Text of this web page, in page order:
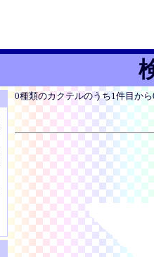
0種類のカクテルのうち1件目か